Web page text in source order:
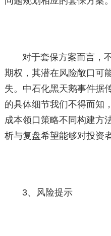
对于套保方案而言，
期权，其潜在风险敞口可
失。中石化黑天鹅事件据
的具体细节我们不得而知
成本领口策略不同构建方
析与复盘希望能够对投资
3、风险提示